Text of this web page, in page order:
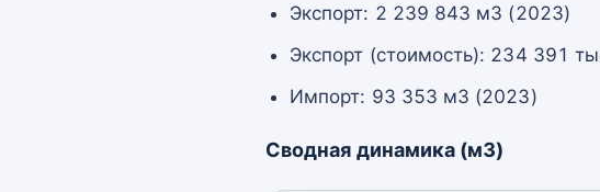
Экспорт: 2 239 843 м3 (2023)
Экспорт (стоимость): 234 391
Импорт: 93 353 м3 (2023)
Сводная динамика (м3)